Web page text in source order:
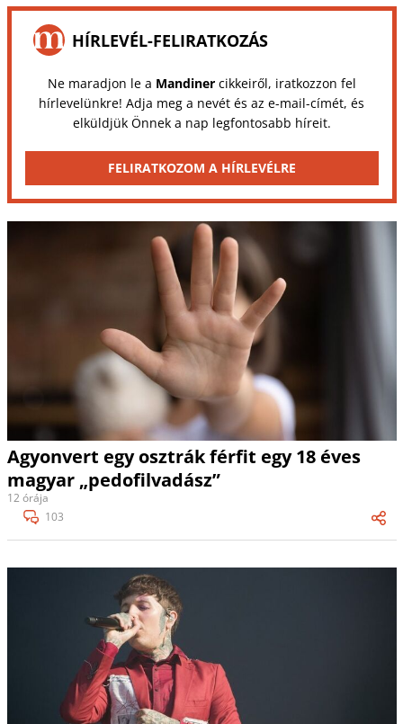
HÍRLEVÉL-FELIRATKOZÁS
Ne maradjon le a Mandinercikkeiről, iratkozzon fel
hírlevelünkre! Adja meg a nevét és az e-mail-címét, és
elküldjük Önnek a nap legfontosabb híreit.
FELIRATKOZOM A HÍRLEVÉLRE
Agyonvert egy osztrák férfit egy 18 éves
magyar „pedofilvadász”
12 órája
103